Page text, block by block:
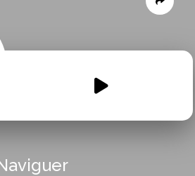
WOLVES-OK-.mp3